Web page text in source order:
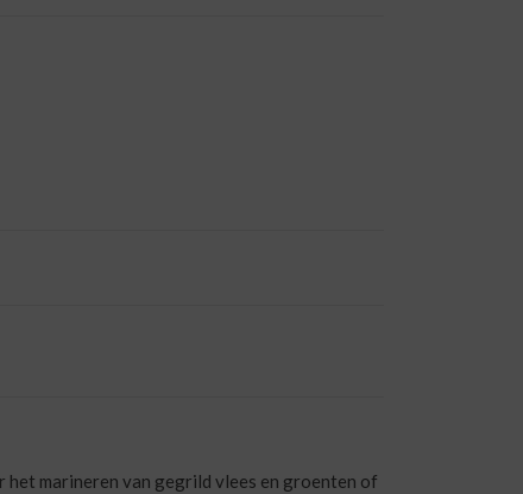
marineren van gegrild vlees en groenten of